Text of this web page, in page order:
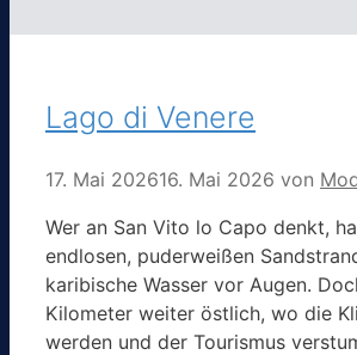
Lago di Venere
17. Mai 202616. Mai 2026 von
Wer an San Vito lo Capo denkt,
endlosen, puderweißen
karibische Wasser vor Augen.
Kilometer weiter östlich, wo die
werden und der Tourismus